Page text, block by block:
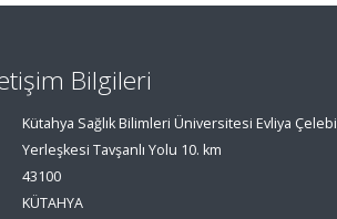
Bilgileri
Kütahya Sağlık Bilimleri Üniversitesi Evliya Çelebi
Yerleşkesi Tavşanlı Yolu 10. km
43100
KÜTAHYA